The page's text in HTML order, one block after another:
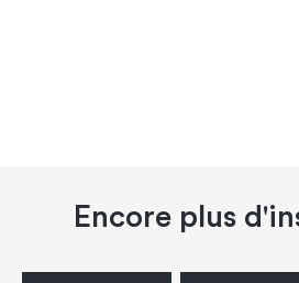
Encore plus